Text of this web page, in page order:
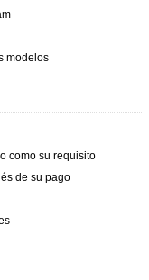
modelos
como su requisito
de su pago